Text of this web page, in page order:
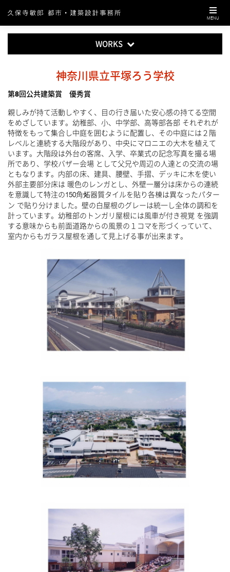
ナ
ビ
ゲ
ー
ン
MENU
WORKS
神奈川県立平塚ろう学校
第8回公共建築賞 優秀賞
親しみが持て活動しやすく、目の行き届いた安心感の持てる空間
をめざしています。幼稚部、小、中学部、高等部各部 それぞれが
特徴をもって集合し中庭を囲むように配置し、その中庭には２階
レベルと連続する大階段があり、中央にマロニエの大木を植えて
います。大階段は外台の客席、入学、卒業式の記念写真を撮る場
所であり、学校バザー会場 として父兄や周辺の人達との交流の場
ともなります。内部の床、建具、腰壁、手摺、デッキに木を使い
外部主要部分床は 暖色のレンガとし、外壁一層分は床からの連続
を意識して特注の150角炻器質タイルを貼り各棟は異なったパター
ン で貼り分けました。壁の白屋根のグレーは統一し全体の調和を
計っています。幼稚部のトンガリ屋根には風車が付き視覚 を強調
する意味からも前面道路からの風景の１コマを形づくっていて、
室内からもガラス屋根を通して見上げる事が出来ます。